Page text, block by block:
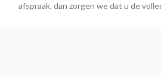
afspraak, dan zorgen we dat u de